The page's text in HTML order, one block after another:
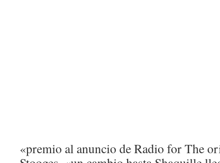
«premio al anuncio de Radio for The